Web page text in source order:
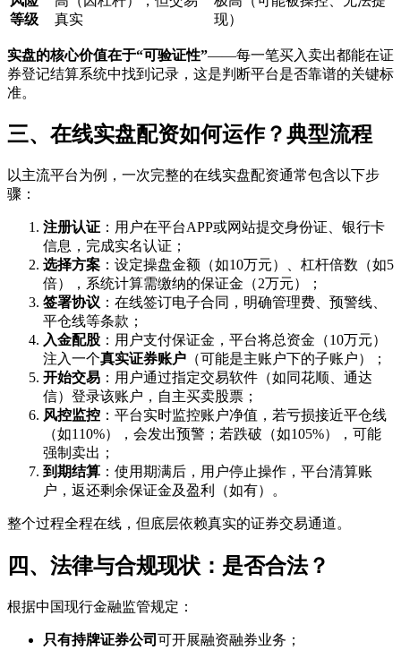
等级
真实
现）
实盘的核心价值在于“可验证性”——每一笔买入卖出都能在证
券登记结算系统中找到记录，这是判断平台是否靠谱的关键标
准。
三、在线实盘配资如何运作？典型流程
以主流平台为例，一次完整的在线实盘配资通常包含以下步
骤：
注册认证 ：用户在平台APP或网站提交身份证、银行卡
信息，完成实名认证；
选择方案 ：设定操盘金额（如10万元）、杠杆倍数（如5
倍），系统计算需缴纳的保证金（2万元）；
签署协议 ：在线签订电子合同，明确管理费、预警线、
平仓线等条款；
入金配股 ：用户支付保证金，平台将总资金（10万元）
注入一个真实证券账户 （可能是主账户下的子账户）；
开始交易 ：用户通过指定交易软件（如同花顺、通达
信）登录该账户，自主买卖股票；
风控监控 ：平台实时监控账户净值，若亏损接近平仓线
（如110%），会发出预警；若跌破（如105%），可能
强制卖出；
到期结算 ：使用期满后，用户停止操作，平台清算账
户，返还剩余保证金及盈利（如有）。
整个过程全程在线，但底层依赖真实的证券交易通道。
四、法律与合规现状：是否合法？
根据中国现行金融监管规定：
只有持牌证券公司 可开展融资融券业务；